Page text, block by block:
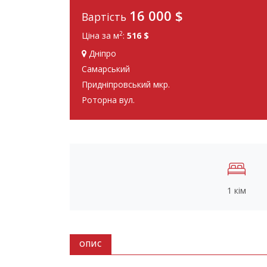
Вартість 16 000 $
Ціна за м2: 516 $
Дніпро
Самарський
Придніпровський мкр.
Роторна вул.
1 кім
ОПИС